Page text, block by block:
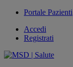
Portale Pazienti
Accedi
Registrati